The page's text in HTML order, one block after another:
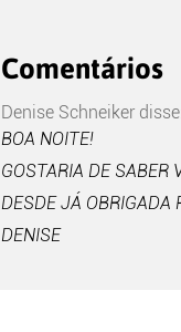
Comentários
Denise Schneiker
BOA NOITE!
GOSTARIA DE SABER
DESDE JÁ OBRIGADA
DENISE